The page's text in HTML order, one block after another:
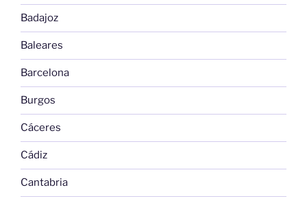
Badajoz
Baleares
Barcelona
Burgos
Cáceres
Cádiz
Cantabria